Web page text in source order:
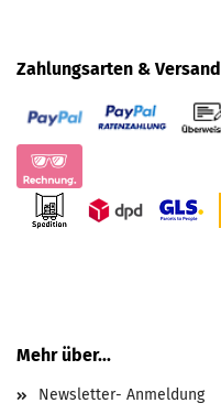
Zahlungsarten & Versand
Mehr über...
Newsletter- Anmeldung